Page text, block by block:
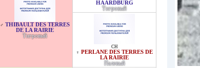
♂ THIBAULT DES TERRES
DE LA RAIRIE
Тигровый
HAARDBURG
Тигровый
CH
♀ PERLANE DES TERRES DE
LA RAIRIE
Палевый